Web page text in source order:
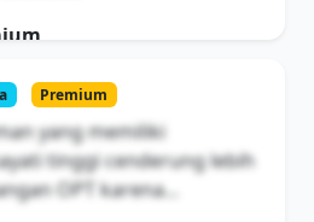
Premium
yang memiliki
tinggi cenderung lebih
OPT karena...